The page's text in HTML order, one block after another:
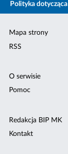
Polityka
Mapa strony
RSS
O serwisie
Pomoc
Redakcja BIP MK
Kontakt